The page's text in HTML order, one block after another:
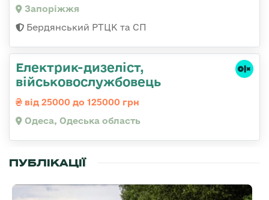
Запоріжжя
Бердянський РТЦК та СП
Електрик-дизеліст,
військовослужбовець
від 25000 до 125000 грн
Одеса, Одеська область
ПУБЛІКАЦІЇ